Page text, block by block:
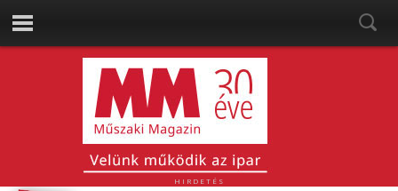
HIRDETÉS